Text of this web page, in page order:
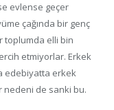
evlense geçer
çağında bir genç
toplumda elli bin
etmiyorlar. Erkek
edebiyatta erkek
nedeni de sanki bu.